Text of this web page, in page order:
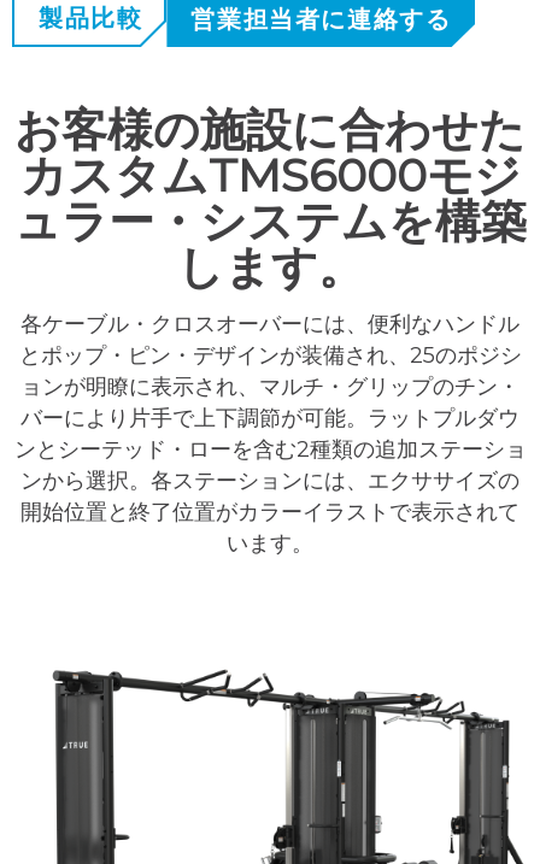
製品比較 営業担当者に連絡する
お客様の施設に合わせた
カスタムTMS6000モジ
ュラー・システムを構築
します。
各ケーブル・クロスオーバーには、便利なハンドル
とポップ・ピン・デザインが装備され、25のポジシ
ョンが明瞭に表示され、マルチ・グリップのチン・
バーにより片手で上下調節が可能。ラットプルダウ
ンとシーテッド・ローを含む2種類の追加ステーショ
ンから選択。各ステーションには、エクササイズの
開始位置と終了位置がカラーイラストで表示されて
います。